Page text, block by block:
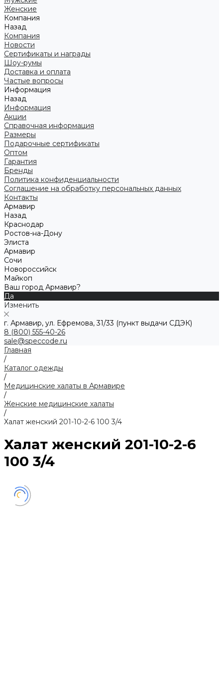
Женские
Компания
Назад
Компания
Новости
Сертификаты и награды
Шоу-румы
Доставка и оплата
Частые вопросы
Информация
Назад
Информация
Акции
Справочная информация
Размеры
Подарочные сертификаты
Оптом
Гарантия
Бренды
Политика конфиденциальности
Соглашение на обработку персональных данных
Контакты
Армавир
Назад
Краснодар
Ростов-на-Дону
Элиста
Армавир
Сочи
Новороссийск
Майкоп
Ваш город Армавир?
Да
Изменить
г. Армавир, ул. Ефремова, 31/33 (пункт выдачи СДЭК)
8 (800) 555-40-26
sale@speccode.ru
Главная
/
Каталог одежды
/
Медицинские халаты в Армавире
/
Женские медицинские халаты
/
Халат женский 201-10-2-6 100 3/4
Халат женский 201-10-2-6
100 3/4